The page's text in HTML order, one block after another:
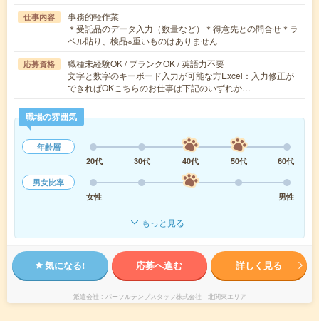
仕事内容
事務的軽作業
＊受託品のデータ入力（数量など）＊得意先との問合せ＊ラ
ベル貼り、検品※重いものはありません
応募資格
職種未経験OK / ブランクOK / 英語力不要
文字と数字のキーボード入力が可能な方Excel：入力修正が
できればOKこちらのお仕事は下記のいずれか…
職場の雰囲気
年齢層
20代
30代 40代 50代
60代
男女比率
女性
男性
もっと見る
気になる! 応募へ進む 詳しく見る
派遣会社 パーソルテンプスタッフ株式会社 北関東エリア